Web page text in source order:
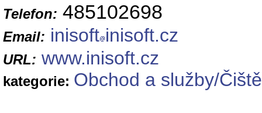
Telefon: 485102698
Email: inisoft inisoft.cz
URL: www.inisoft.cz
kategorie: Obchod a služby/